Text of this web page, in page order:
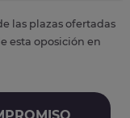
las plazas ofertadas
esta oposición en